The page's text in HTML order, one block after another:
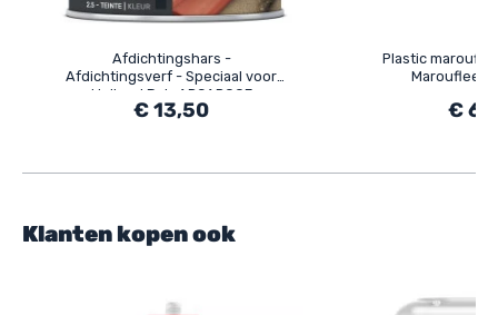
Afdichtingshars -
Afdichtingsverf - Speciaal voor
Hellend Dak: ARCAROOF
€ 13,50
Plastic
€
Klanten kopen ook